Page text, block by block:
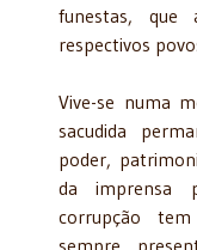
funestas, que
respectivos
Vive-se numa
sacudida
poder,
da imprensa
corrupção
sempre